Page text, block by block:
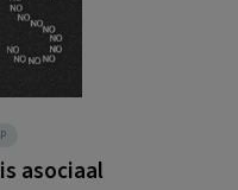
asociaal